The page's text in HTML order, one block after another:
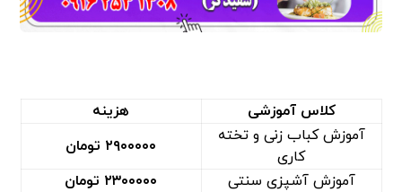
کلاس آموزشی
هزینه
آموزش کباب زنی و تخته
کاری
۲۹۰۰۰۰۰ تومان
آموزش آشپزی سنتی
۲۳۰۰۰۰۰ تومان